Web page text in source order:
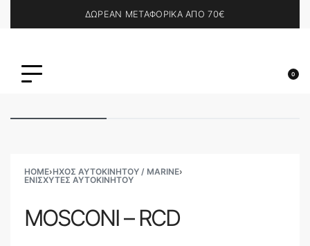
ΔΩΡΕΑΝ ΜΕΤΑΦΟΡΙΚΑ ΑΠΟ 70€
0
HOME›ΗΧΟΣ ΑΥΤΟΚΙΝΗΤΟΥ / MARINE›
ΕΝΙΣΧΥΤΈΣ ΑΥΤΟΚΙΝΉΤΟΥ
MOSCONI – RCD